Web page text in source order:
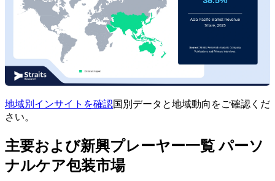
地域別インサイトを確認国別データと地域動向をご確認くだ
さい。
主要および新興プレーヤー一覧 パーソ
ナルケア包装市場